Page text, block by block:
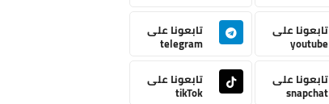
تابعونا على
youtube
تابعونا على
telegram
تابعونا على
snapchat
تابعونا على
tikTok